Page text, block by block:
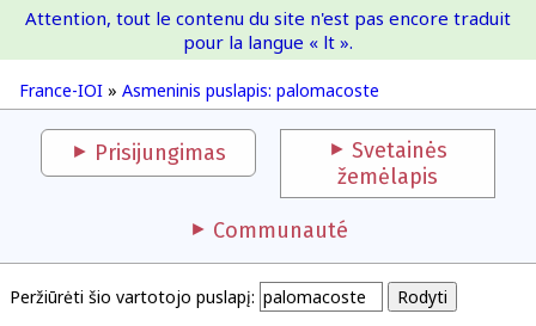
France-IOI
France-IOI » Asmeninis puslapis: palomacoste
Attention, tout le contenu du site n'est pas encore traduit
pour la langue « lt ».
Prisijungimas
Svetainės
žemėlapis
Communauté
Peržiūrėti šio vartotojo puslapį: